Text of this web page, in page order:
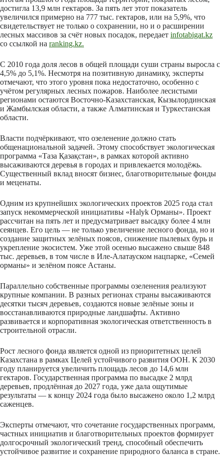
достигла 13,9 млн гектаров. За пять лет этот показатель
увеличился примерно на 777 тыс. гектаров, или на 5,9%, что
свидетельствует не только о сохранении, но и о расширении
лесных массивов за счёт новых посадок, передает infotabigat.kz
со ссылкой на ranking.kz.
С 2010 года доля лесов в общей площади суши страны выросла с
4,5% до 5,1%. Несмотря на позитивную динамику, эксперты
отмечают, что этого уровня пока недостаточно, особенно с
учётом регулярных лесных пожаров. Наиболее лесистыми
регионами остаются Восточно-Казахстанская, Кызылординская
и Жамбылская области, а также Алматинская и Туркестанская
области.
Власти подчёркивают, что озеленение должно стать
общенациональной задачей. Этому способствует экологическая
программа «Таза Қазақстан», в рамках которой активно
высаживаются деревья в городах и привлекается молодёжь.
Существенный вклад вносят бизнес, благотворительные фонды
и меценаты.
Одним из крупнейших экологических проектов 2025 года стал
запуск некоммерческой инициативы «Halyk Орманы». Проект
рассчитан на пять лет и предусматривает высадку более 4 млн
сеянцев. Его цель — не только увеличение лесного фонда, но и
создание защитных зелёных поясов, снижение пылевых бурь и
укрепление экосистем. Уже этой осенью высажено свыше 848
тыс. деревьев, в том числе в Иле-Алатауском нацпарке, «Семей
орманы» и зелёном поясе Астаны.
Параллельно собственные программы озеленения реализуют
крупные компании. В разных регионах страны высаживаются
десятки тысяч деревьев, создаются новые зелёные зоны и
восстанавливаются природные ландшафты. Активно
развивается и корпоративная экологическая ответственность в
строительной отрасли.
Рост лесного фонда является одной из приоритетных целей
Казахстана в рамках Целей устойчивого развития ООН. К 2030
году планируется увеличить площадь лесов до 14,6 млн
гектаров. Государственная программа по высадке 2 млрд
деревьев, продлённая до 2027 года, уже дала ощутимые
результаты — к концу 2024 года было высажено около 1,2 млрд
саженцев.
Эксперты отмечают, что сочетание государственных программ,
частных инициатив и благотворительных проектов формирует
долгосрочный экологический тренд, способный обеспечить
устойчивое развитие и сохранение природного баланса в стране.